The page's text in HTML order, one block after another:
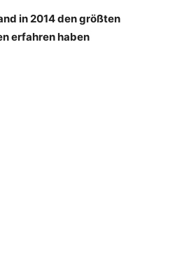
in 2014 den größten
erfahren haben